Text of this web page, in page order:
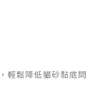
輕鬆降低貓砂黏底問